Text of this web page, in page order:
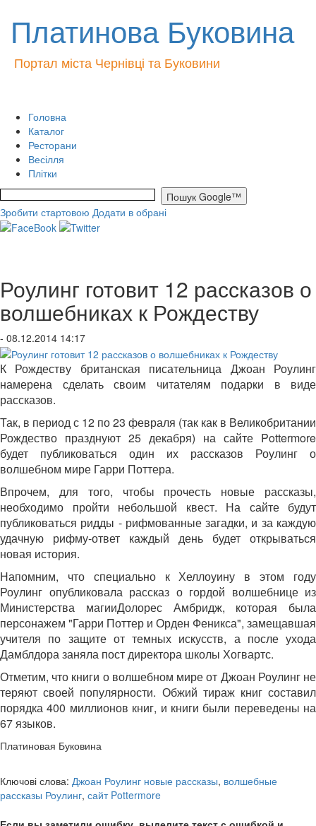
Платинова Буковина
Портал міста Чернівці та Буковини
Головна
Каталог
Ресторани
Весілля
Плітки
Зробити стартовою Додати в обрані
Роулинг готовит 12 рассказов о
волшебниках к Рождеству
- 08.12.2014 14:17
К Рождеству британская писательница Джоан Роулинг
намерена сделать своим читателям подарки в виде
рассказов.
Так, в период с 12 по 23 февраля (так как в Великобритании
Рождество празднуют 25 декабря) на сайте Pottermore
будет публиковаться один их рассказов Роулинг о
волшебном мире Гарри Поттера.
Впрочем, для того, чтобы прочесть новые рассказы,
необходимо пройти небольшой квест. На сайте будут
публиковаться ридды - рифмованные загадки, и за каждую
удачную рифму-ответ каждый день будет открываться
новая история.
Напомним, что специально к Хеллоуину в этом году
Роулинг опубликовала рассказ о гордой волшебнице из
Министерства магииДолорес Амбридж, которая была
персонажем "Гарри Поттер и Орден Феникса", замещавшая
учителя по защите от темных искусств, а после ухода
Дамблдора заняла пост директора школы Хогвартс.
Отметим, что книги о волшебном мире от Джоан Роулинг не
теряют своей популярности. Обжий тираж книг составил
порядка 400 миллионов книг, и книги были переведены на
67 языков.
Платиновая Буковина
Ключові слова: Джоан Роулинг новые рассказы, волшебные
рассказы Роулинг, сайт Pottermore